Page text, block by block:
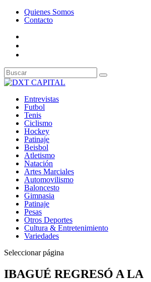
Quienes Somos
Contacto
Entrevistas
Futbol
Tenis
Ciclismo
Hockey
Patinaje
Beisbol
Atletismo
Natación
Artes Marciales
Automovilismo
Baloncesto
Gimnasia
Patinaje
Pesas
Otros Deportes
Cultura & Entretenimiento
Variedades
Seleccionar página
IBAGUÉ REGRESÓ A LA